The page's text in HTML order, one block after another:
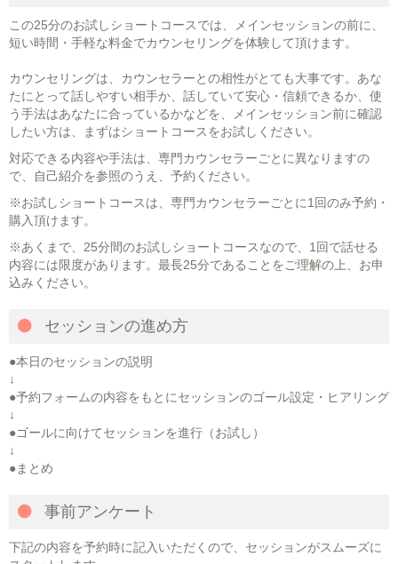
この25分のお試しショートコースでは、メインセッションの前に、
短い時間・手軽な料金でカウンセリングを体験して頂けます。
カウンセリングは、カウンセラーとの相性がとても大事です。あな
たにとって話しやすい相手か、話していて安心・信頼できるか、使
う手法はあなたに合っているかなどを、メインセッション前に確認
したい方は、まずはショートコースをお試しください。
対応できる内容や手法は、専門カウンセラーごとに異なりますの
で、自己紹介を参照のうえ、予約ください。
※お試しショートコースは、専門カウンセラーごとに1回のみ予約・
購入頂けます。
※あくまで、25分間のお試しショートコースなので、1回で話せる
内容には限度があります。最長25分であることをご理解の上、お申
込みください。
セッションの進め方
●本日のセッションの説明
↓
●予約フォームの内容をもとにセッションのゴール設定・ヒアリング
↓
●ゴールに向けてセッションを進行（お試し）
↓
●まとめ
事前アンケート
下記の内容を予約時に記入いただくので、セッションがスムーズに